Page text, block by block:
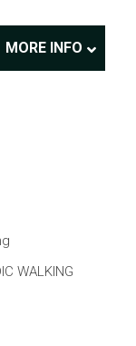
MORE INFO
WALKING